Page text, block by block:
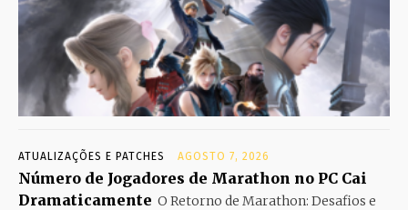
ATUALIZAÇÕES E PATCHES AGOSTO 7, 2026
Número de Jogadores de Marathon no PC Cai
Dramaticamente O Retorno de Marathon: Desafios e